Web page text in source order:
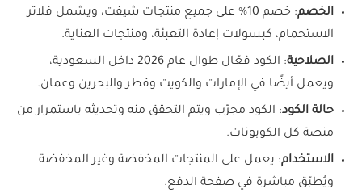
الخصم
: خصم 10% على جميع منتجات شيفت، ويشمل فلاتر
الاستحمام، كبسولات إعادة التعبئة، ومنتجات العناية.
الصلاحية
: الكود فعّال طوال عام 2026 داخل السعودية،
ويعمل أيضًا في الإمارات والكويت وقطر والبحرين وعمان.
حالة الكود: الكود مجرّب ويتم التحقق منه وتحديثه باستمرار من
منصة كل الكوبونات.
الاستخدام: يعمل على المنتجات المخفضة وغير المخفضة
ويُطبّق مباشرة في صفحة الدفع.